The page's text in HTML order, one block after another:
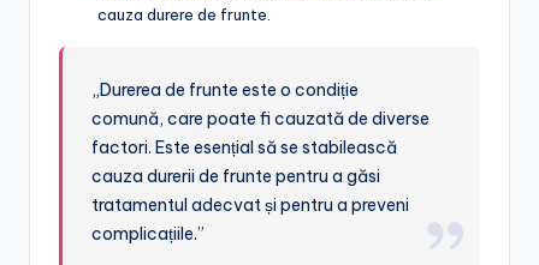
cauza durere de frunte.
„Durerea de frunte este o condiție
comună, care poate fi cauzată de diverse
factori. Este esențial să se stabilească
cauza durerii de frunte pentru a găsi
tratamentul adecvat și pentru a preveni
complicațiile.”